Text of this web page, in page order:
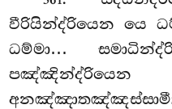
වීරියින්ද්රියෙන යෙ
ධම්මා…